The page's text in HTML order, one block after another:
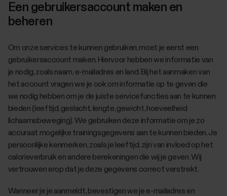
Een gebruikersaccount maken en
beheren
Om onze services te kunnen gebruiken, moet je eerst een
gebruikersaccount maken. Hiervoor hebben we informatie van
je nodig, zoals naam, e-mailadres en land. Bij het aanmaken van
het account vragen we je ook om informatie op te geven die
we nodig hebben om je de juiste servicefuncties aan te kunnen
bieden (leeftijd, geslacht, lengte, gewicht, hoeveelheid
lichaamsbeweging). We gebruiken deze informatie om je zo
accuraat mogelijke trainingsgegevens aan te kunnen bieden. Je
persoonlijke kenmerken, zoals je leeftijd, zijn van invloed op het
calorieverbruik en andere berekeningen die wij je geven. Wij
vertrouwen erop dat je deze gegevens correct verstrekt.
Wanneer je je aanmeldt, bevestigen we je e-mailadres en